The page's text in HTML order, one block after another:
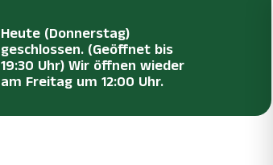
Heute (Donnerstag)
geschlossen. (Geöffnet bis
19:30 Uhr) Wir öffnen wieder
am Freitag um 12:00 Uhr.